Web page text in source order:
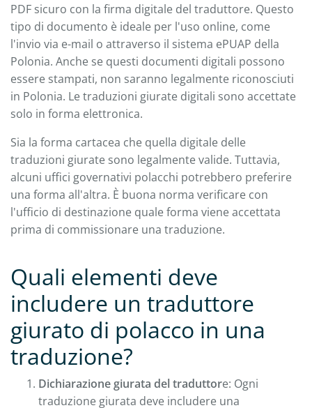
PDF sicuro con la firma digitale del traduttore. Questo
tipo di documento è ideale per l'uso online, come
l'invio via e-mail o attraverso il sistema ePUAP della
Polonia. Anche se questi documenti digitali possono
essere stampati, non saranno legalmente riconosciuti
in Polonia. Le traduzioni giurate digitali sono accettate
solo in forma elettronica.
Sia la forma cartacea che quella digitale delle
traduzioni giurate sono legalmente valide. Tuttavia,
alcuni uffici governativi polacchi potrebbero preferire
una forma all'altra. È buona norma verificare con
l'ufficio di destinazione quale forma viene accettata
prima di commissionare una traduzione.
Quali elementi deve
includere un traduttore
giurato di polacco in una
traduzione?
Dichiarazione giurata del traduttore: Ogni
traduzione giurata deve includere una